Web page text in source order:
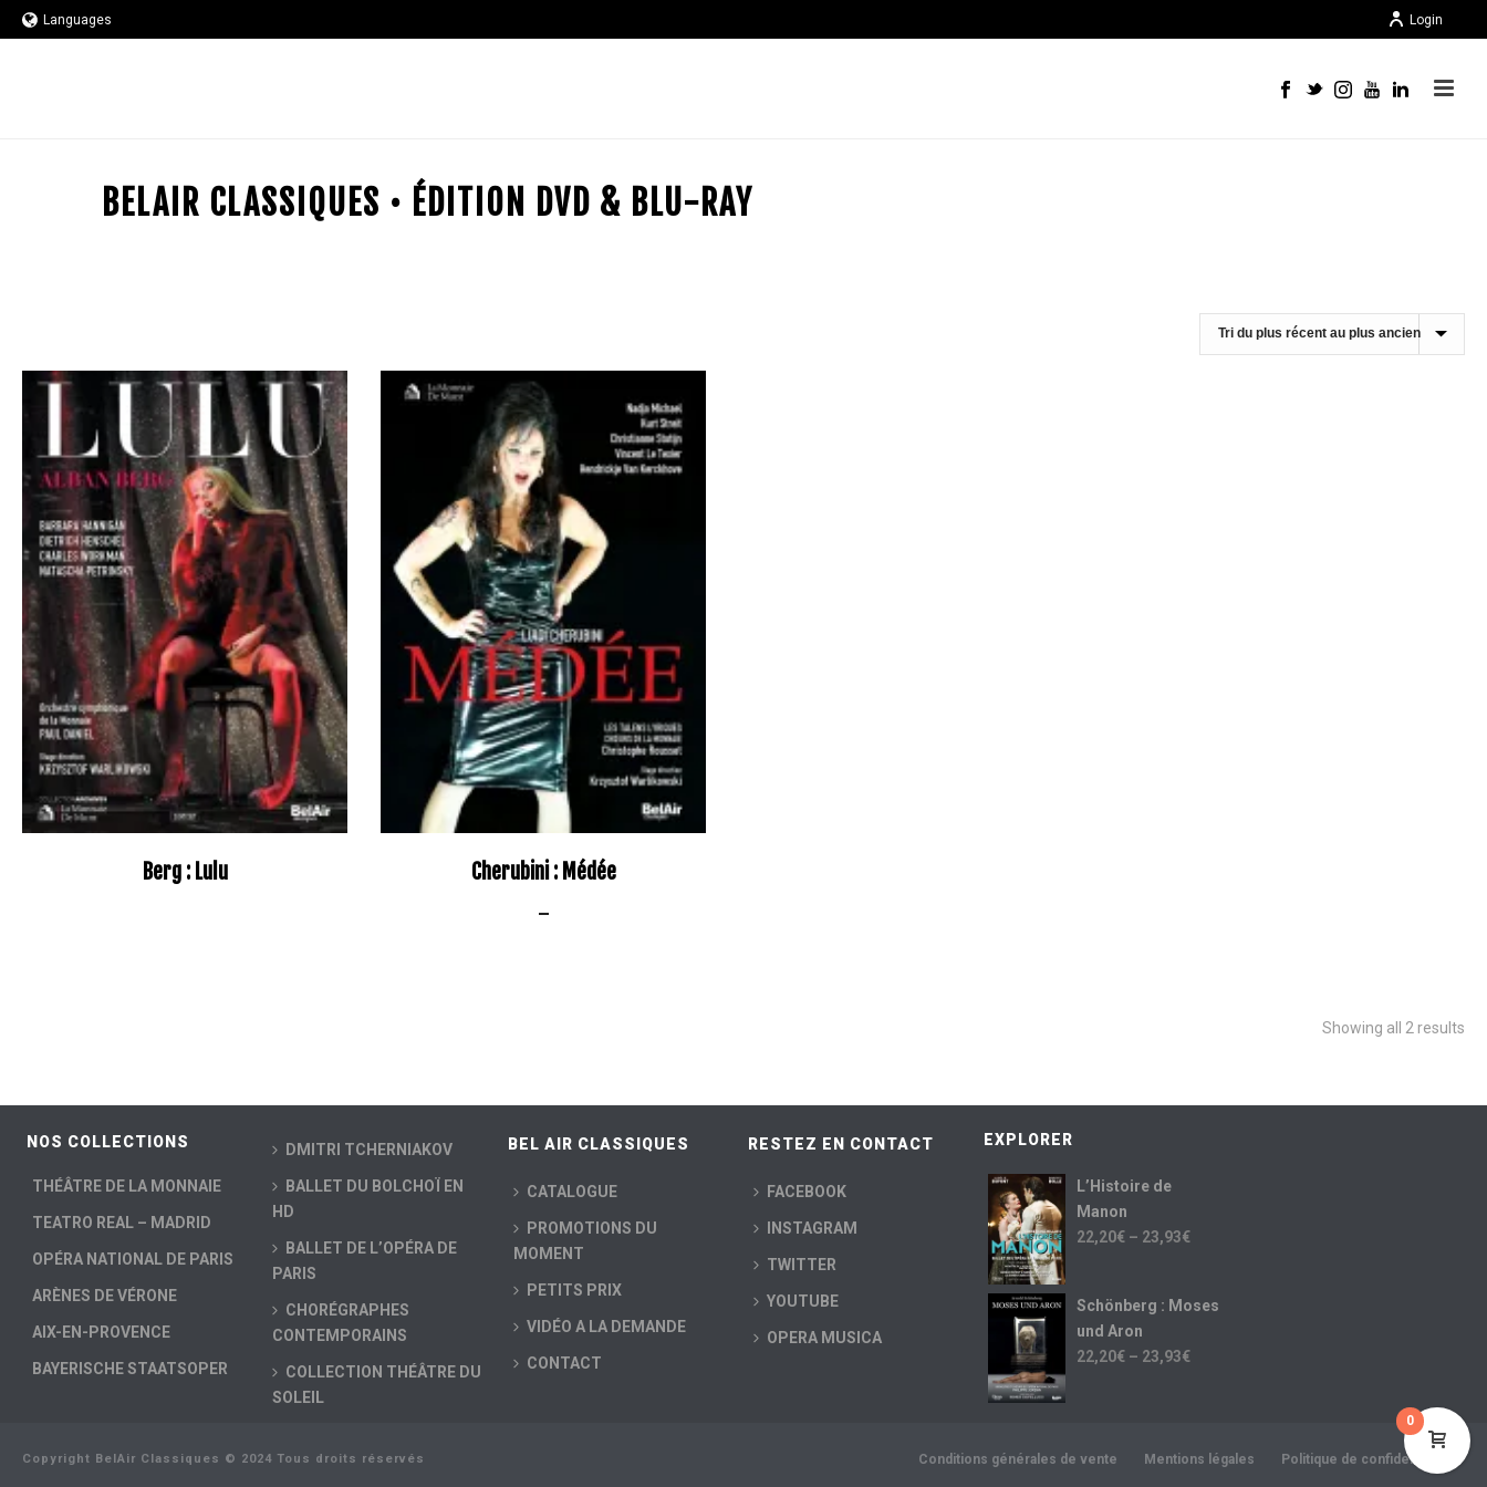
Languages Login
BELAIR CLASSIQUES • ÉDITION DVD & BLU-RAY
Berg : Lulu Cherubini : Médée
–
Showing all 2 results
NOS COLLECTIONS
THÉÂTRE DE LA MONNAIE
TEATRO REAL – MADRID
OPÉRA NATIONAL DE PARIS
ARÈNES DE VÉRONE
AIX-EN-PROVENCE
BAYERISCHE STAATSOPER
DMITRI TCHERNIAKOV
BALLET DU BOLCHOÏ EN
HD
BALLET DE L’OPÉRA DE
PARIS
CHORÉGRAPHES
CONTEMPORAINS
COLLECTION THÉÂTRE DU
SOLEIL
BEL AIR CLASSIQUES
CATALOGUE
PROMOTIONS DU
MOMENT
PETITS PRIX
VIDÉO A LA DEMANDE
CONTACT
RESTEZ EN CONTACT
FACEBOOK
INSTAGRAM
TWITTER
YOUTUBE
OPERA MUSICA
EXPLORER
L’Histoire de
Manon
22,20€ – 23,93€
Schönberg : Moses
und Aron
22,20€ – 23,93€
Copyright BelAir Classiques © 2024 Tous droits réservés Conditions générales de vente Mentions légales Politique de confidentialité
0